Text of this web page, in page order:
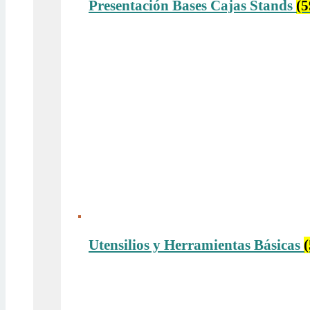
Presentación Bases Cajas Stands
Utensilios y Herramientas Básicas